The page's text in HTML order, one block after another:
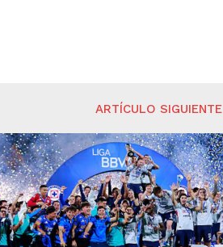
ARTÍCULO SIGUIENTE